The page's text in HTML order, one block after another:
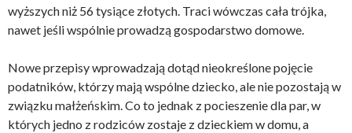
wyższych niż 56 tysiące złotych. Traci wówczas cała trójka,
nawet jeśli wspólnie prowadzą gospodarstwo domowe.
Nowe przepisy wprowadzają dotąd nieokreślone pojęcie
podatników, którzy mają wspólne dziecko, ale nie pozostają w
związku małżeńskim. Co to jednak z pocieszenie dla par, w
których jedno z rodziców zostaje z dzieckiem w domu, a